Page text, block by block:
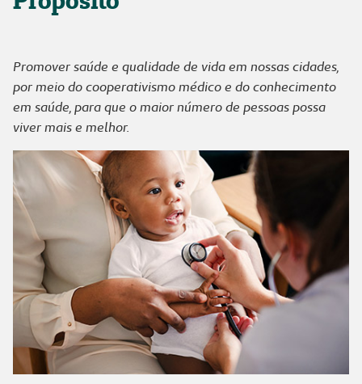
Promover saúde e qualidade de vida em nossas cidades,
por meio do cooperativismo médico e do conhecimento
em saúde, para que o maior número de pessoas possa
viver mais e melhor.